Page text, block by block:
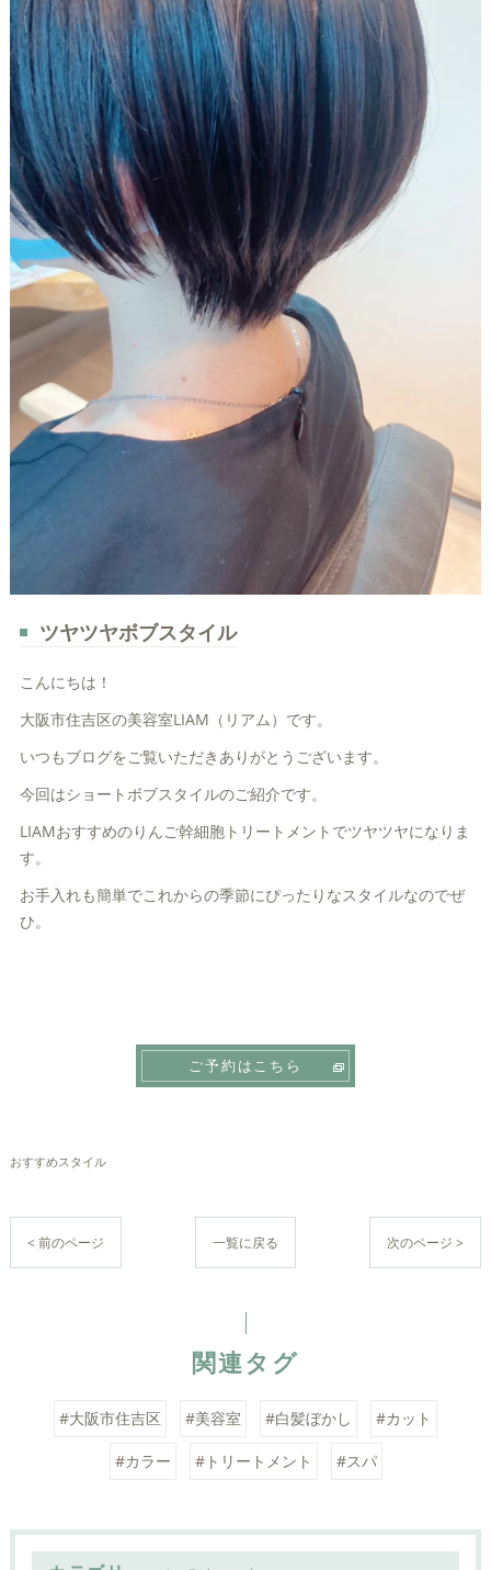
ツヤツヤボブスタイル
こんにちは！
大阪市住吉区の美容室LIAM（リアム）です。
いつもブログをご覧いただきありがとうございます。
今回はショートボブスタイルのご紹介です。
LIAMおすすめのりんご幹細胞トリートメントでツヤツヤになりま
す。
お手入れも簡単でこれからの季節にぴったりなスタイルなのでぜ
ひ。
ご予約はこちら
おすすめスタイル
< 前のページ 一覧に戻る 次のページ >
関連タグ
#大阪市住吉区 #美容室 #白髪ぼかし #カット
#カラー #トリートメント #スパ